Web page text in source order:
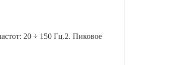
20 ÷ 150 Гц.2. Пиковое